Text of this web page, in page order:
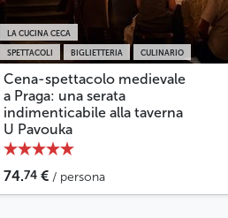
SPETTACOLI BIGLIETTERIA CULINARIO
LA CUCINA CECA
Cena-spettacolo medievale
a Praga: una serata
indimenticabile alla taverna
U Pavouka
74.74 € / persona